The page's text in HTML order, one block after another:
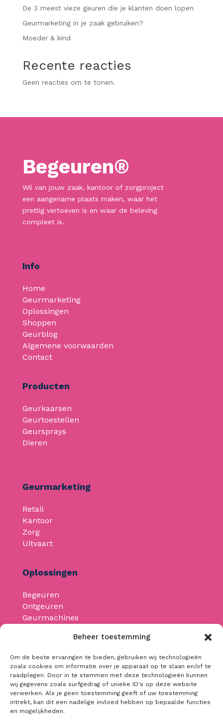
Beheer toestemming
Om de beste ervaringen te bieden, gebruiken wij technologieën
zoals cookies om informatie over je apparaat op te slaan en/of te
raadplegen. Door in te stemmen met deze technologieën kunnen
wij gegevens zoals surfgedrag of unieke ID's op deze website
verwerken. Als je geen toestemming geeft of uw toestemming
intrekt, kan dit een nadelige invloed hebben op bepaalde functies
en mogelijkheden.
De 3 meest vieze geuren die je klanten doen lopen
Geurmarketing in je zaak gebruiken?
Moeder & kind
Recente reacties
Geen reacties om te tonen.
Begeuren®
Wil van jouw zaak, kantoor of zorgproject
een aangename plaats maken, waar het
prettig vertoeven is en waar de beleving
compleet is.
Info
Home
Geurmarketing
Oplossingen
Shoppen
Geurblog
Algemene voorwaarden
Contact
Producten
Geurkaarsen
Geurtoestellen
Geursprays
Dieren
Geurmarketing
Retail
Kantoor
Zorg
Uitvaart
Oplossingen
Begeuren
Ontgeuren
Geurmachines
Neem contact op
info@begeuren.be
+32 476 32 53 44
BTW: BE0668.368.701